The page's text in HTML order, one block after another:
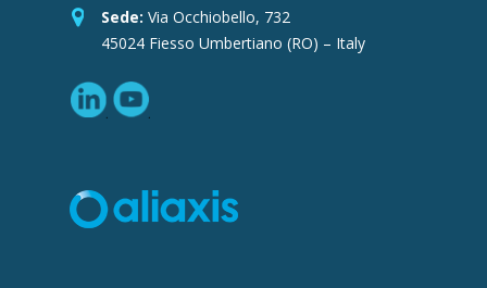
Sede: Via Occhiobello, 732
45024 Fiesso Umbertiano (RO) – Italy